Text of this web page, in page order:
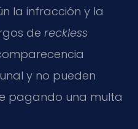
la infracción y la
de reckless
y no pueden
pagando una multa